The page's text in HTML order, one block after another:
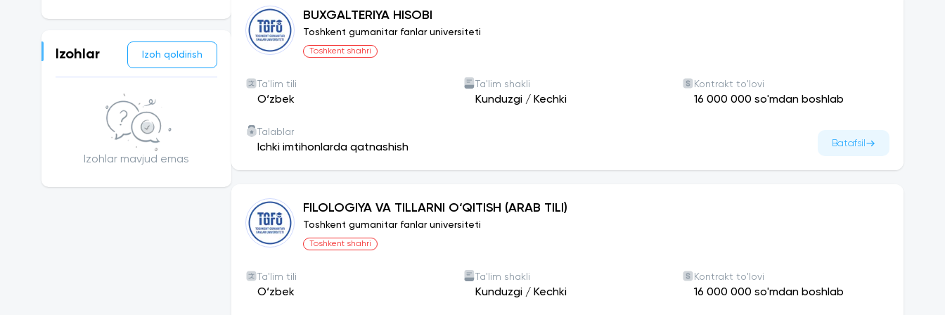
Izohlar Izoh qoldirish
Izohlar mavjud emas
hududida o‘quv binolari, kutubxona, universitet qoshidagi maktab va bolalar bog‘chasi, stadion, o‘qituvchilar va talabalar
yotoqxonalari, oshxonalar, supermarket va boshqa binolar qurilishi rejalashtirilgan. Bizning asosiy maqsadimiz o‘qituvchilar
uchun eng yaxshi ish muhitini va talabalar uchun eng yaxshi ta’lim muhitini yaratishdir.
Universitet jamoasi yaqin kelajakda universitetning xalqaro nufuzini oshirib, uni jahonning eng ilg‘or oliy o‘quv yurtlari qatoriga
2023-yil boshida Toshkent kampusi talabalari uchun ham 500 o‘rinli uch qavatli zamonaviy yotoqxona qurib
foydalanishga topshirildi. Yotoqxonada talabalarning yashashlari uchun barcha sharoitlar mavjud. Keng, yorug‘ va
texnikalar bilan ham to‘liq jihozlangan. Jumladan, har bir xonada karavotlardan tashqari, konditsioner, 2-3 dona
shkaf, stol-stullar mavjud. Har bir qavatda alohida oshxona bo‘lib, unda muzlatgich, 4 donadan tokpechkalar, elektr
choynaklar, mikroto‘lqinli pechlar ham bor. Har bir qavatdagi yuvinish xonalariga kir yuvish mashinalari ham
Turarjoy masalasi aksariyat talabalar va ularning ota-onalarini o‘ylantiradigan, tashvishga soladigan jiddiy
muammolardandir, buning ustiga, xonadon ijara haqining muttasil oshib borishi albatta hozirgi bozor iqtisodiyotiga
BUXGALTERIYA HISOBI
Toshkent gumanitar fanlar universiteti
Toshkent shahri
Ta'lim tili
O‘zbek
Ta'lim shakli
Kunduzgi / Kechki
Kontrakt to'lovi
16 000 000 so'mdan boshlab
Talablar
Ichki imtihonlarda qatnashish Batafsil
FILOLOGIYA VA TILLARNI O‘QITISH (ARAB TILI)
Toshkent gumanitar fanlar universiteti
Toshkent shahri
Ta'lim tili
O‘zbek
Ta'lim shakli
Kunduzgi / Kechki
Kontrakt to'lovi
16 000 000 so'mdan boshlab